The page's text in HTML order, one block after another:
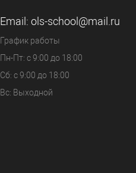
Email: ols-school@mail.ru
График работы
Пн-Пт: с 9:00 до 18:00
Сб: с 9:00 до 18:00
Вс: Выходной